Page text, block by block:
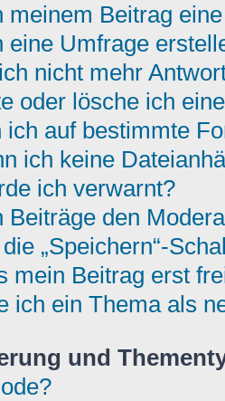
meinem Beitrag
eine Umfrage
nicht mehr
oder lösche ich
ich auf bestimmte
ich keine
ich verwarnt?
Beiträge den
„Speichern“-
mein Beitrag erst
ich ein Thema als
und